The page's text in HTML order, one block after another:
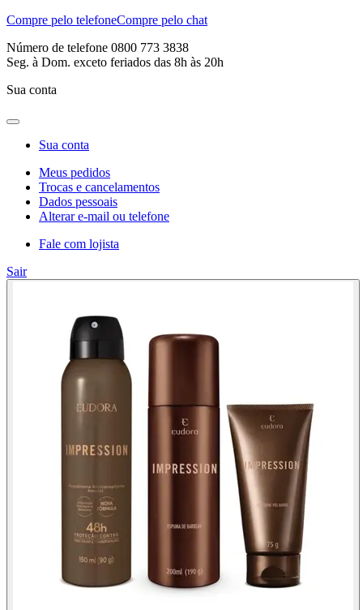
Compre pelo telefoneCompre pelo chat
Número de telefone 0800 773 3838
Seg. à Dom. exceto feriados das 8h às 20h
Sua conta
Sua conta
Meus pedidos
Trocas e cancelamentos
Dados pessoais
Alterar e-mail ou telefone
Fale com lojista
Sair